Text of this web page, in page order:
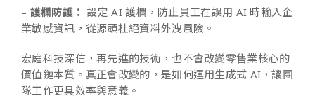
– 護欄防護： 設定 AI 護欄，防止員工在誤用 AI 時輸入企
業敏感資訊，從源頭杜絕資料外洩風險。
宏庭科技深信，再先進的技術，也不會改變零售業核心的
價值鏈本質。真正會改變的，是如何運用生成式 AI，讓團
隊工作更具效率與意義。